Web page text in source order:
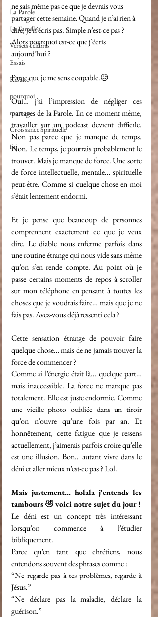
La Parole
La Famille
Versets célèbres
Essais
Késako
pourquoi
maman
Croissance Spirituelle
foi
ne sais même pas ce que je devrais vous
partager cette semaine. Quand je n’ai rien à
dire, je n’écris pas. Simple n’est-ce pas ?
Alors pourquoi est-ce que j’écris
aujourd’hui ?
Parce que je me sens coupable.😥
Oui… j’ai l’impression de négliger ces
partages de la Parole. En ce moment même,
travailler sur un podcast devient difficile.
Non pas parce que je manque de temps.
Non. Le temps, je pourrais probablement le
trouver. Mais je manque de force. Une sorte
de force intellectuelle, mentale… spirituelle
peut-être. Comme si quelque chose en moi
s’était lentement endormi.
Et je pense que beaucoup de personnes
comprennent exactement ce que je veux
dire. Le diable nous enferme parfois dans
une routine étrange qui nous vide sans même
qu’on s’en rende compte. Au point où je
passe certains moments de repos à scroller
sur mon téléphone en pensant à toutes les
choses que je voudrais faire… mais que je ne
fais pas. Avez-vous déjà ressenti cela ?
Cette sensation étrange de pouvoir faire
quelque chose… mais de ne jamais trouver la
force de commencer ?
Comme si l’énergie était là… quelque part…
mais inaccessible. La force ne manque pas
totalement. Elle est juste endormie. Comme
une vieille photo oubliée dans un tiroir
qu’on n’ouvre qu’une fois par an. Et
honnêtement, cette fatigue que je ressens
actuellement, j’aimerais parfois croire qu’elle
est une illusion. Bon… autant vivre dans le
déni et aller mieux n’est-ce pas ? Lol.
Mais justement… holala j'entends les
tambours 🤣 voici notre sujet du jour !
Le déni est un concept très intéressant
lorsqu’on commence à l’étudier
bibliquement.
Parce qu’en tant que chrétiens, nous
entendons souvent des phrases comme :
“Ne regarde pas à tes problèmes, regarde à
Jésus.”
“Ne déclare pas la maladie, déclare la
guérison.”